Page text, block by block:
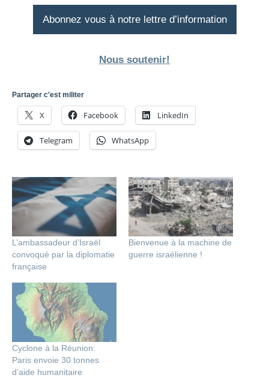
Abonnez vous à notre lettre d’information
Nous soutenir!
Partager c'est militer
X Facebook LinkedIn
Telegram WhatsApp
L’ambassadeur d’Israël
convoqué par la diplomatie
française
Bienvenue à la machine de
guerre israélienne !
Cyclone à la Réunion:
Paris envoie 30 tonnes
d’aide humanitaire